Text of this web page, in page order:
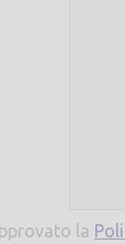
la